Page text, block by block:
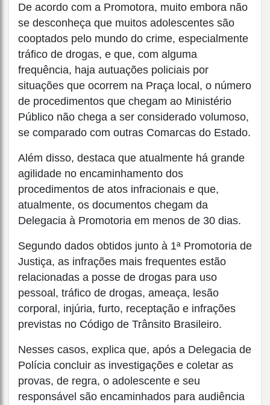
De acordo com a Promotora, muito embora não
se desconheça que muitos adolescentes são
cooptados pelo mundo do crime, especialmente
tráfico de drogas, e que, com alguma
frequência, haja autuações policiais por
situações que ocorrem na Praça local, o número
de procedimentos que chegam ao Ministério
Público não chega a ser considerado volumoso,
se comparado com outras Comarcas do Estado.
Além disso, destaca que atualmente há grande
agilidade no encaminhamento dos
procedimentos de atos infracionais e que,
atualmente, os documentos chegam da
Delegacia à Promotoria em menos de 30 dias.
Segundo dados obtidos junto à 1ª Promotoria de
Justiça, as infrações mais frequentes estão
relacionadas a posse de drogas para uso
pessoal, tráfico de drogas, ameaça, lesão
corporal, injúria, furto, receptação e infrações
previstas no Código de Trânsito Brasileiro.
Nesses casos, explica que, após a Delegacia de
Polícia concluir as investigações e coletar as
provas, de regra, o adolescente e seu
responsável são encaminhados para audiência